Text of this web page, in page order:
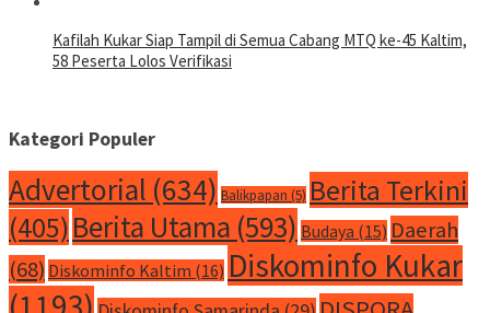
Kafilah Kukar Siap Tampil di Semua Cabang MTQ ke-45 Kaltim,
58 Peserta Lolos Verifikasi
Kategori Populer
Advertorial (634) Balikpapan (5) Berita Terkini
(405)Berita Utama (593) Budaya (15) Daerah
(68) Diskominfo Kaltim (16) Diskominfo Kukar